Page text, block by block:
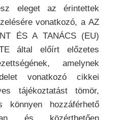
eleget az érintettek
vonatkozó, a AZ
ÉS A TANÁCS (EU)
által előírt előzetes
amelynek
vonatkozó cikkei
tájékoztatást tömör,
könnyen hozzáférhető